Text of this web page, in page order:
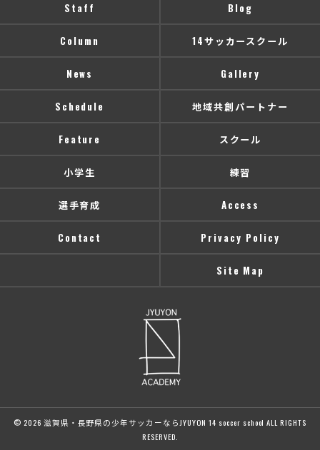
Staff Blog
Column 14サッカースクール
News Gallery
Schedule 地域共創パートナー
Feature スクール
小学生 練習
選手育成 Access
Contact Privacy Policy
Site Map
© 2026 滋賀県・長野県の少年サッカーならJYUYON 14 soccer school ALL RIGHTS
RESERVED.